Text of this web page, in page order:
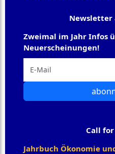
Newsletter
Zweimal im Jahr Infos
Neuerscheinungen!
Call
Jahrbuch Ökonomie